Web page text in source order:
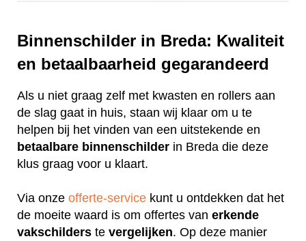
Binnenschilder in Breda: Kwaliteit
en betaalbaarheid gegarandeerd
Als u niet graag zelf met kwasten en rollers aan
de slag gaat in huis, staan wij klaar om u te
helpen bij het vinden van een uitstekende en
betaalbare binnenschilder in Breda die deze
klus graag voor u klaart.
Via onze offerte-service kunt u ontdekken dat het
de moeite waard is om offertes van erkende
vakschilders te vergelijken. Op deze manier